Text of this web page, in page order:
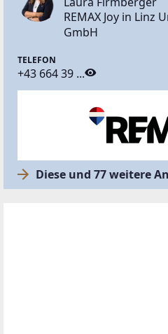
REMAX Joy in Linz
GmbH
TELEFON
+43 664 39 ...
Diese und 77 weitere